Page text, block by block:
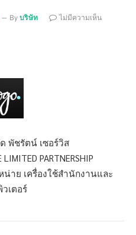
By บริษัท
ไม่มีความเห็น
พัชรัตน์ เซอร์วิส
LIMITED PARTNERSHIP
าย เครื่องใช้สำนักงานและ
เตอร์